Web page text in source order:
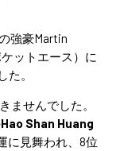
強豪Martin
ットエース）に
。
ませんでした。
Hao Shan Huang
に見舞われ、8位